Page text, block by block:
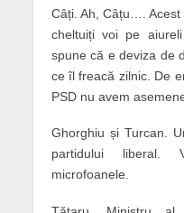
Câți. Ah, Câțu…. Acest
cheltuiți voi pe
spune că e deviza de
ce îl freacă zilnic. De
PSD nu avem
Ghorghiu și Turcan.
partidului liberal.
microfoanele.